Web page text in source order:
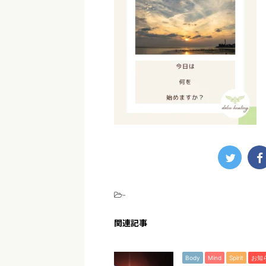
-
関連記事
Body Mind Spirit お知